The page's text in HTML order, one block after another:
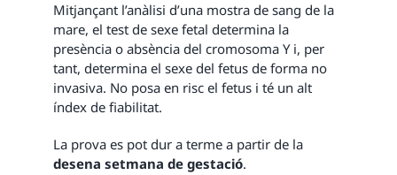
Mitjançant l’anàlisi d’una mostra de sang de la
mare, el test de sexe fetal determina la
presència o absència del cromosoma Y i, per
tant, determina el sexe del fetus de forma no
invasiva. No posa en risc el fetus i té un alt
índex de fiabilitat.
La prova es pot dur a terme a partir de la
desena setmana de gestació.